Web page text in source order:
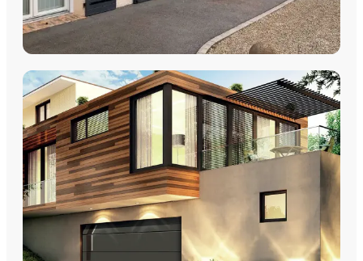
VOLETS
Volets Roulants Volets Coulissants Volets Battants
Découvrez nos volets roulants, coulissants et battants avec
pose par les équipes Plein Jour Habitat.
DÉCOUVRIR